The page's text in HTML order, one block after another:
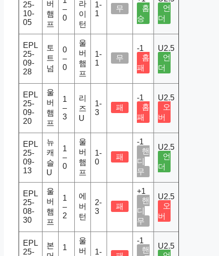
25-
10-
05
버
햄
프
–
0
라
이
턴
1-
1
무
홈
승
언
더
EPL
25-
09-
28
토
트
넘
0
–
0
울
버
햄
프
1-
1
무
-1
홈
패
U2.5
언
더
EPL
25-
09-
20
울
버
햄
프
1
–
3
리
즈
U
1-
3
패
-1
홈
패
U2.5
오
버
EPL
25-
09-
13
뉴
캐
슬
U
1
–
0
울
버
햄
프
1-
0
패
-1
핸
디
무
U2.5
언
더
EPL
25-
08-
30
울
버
햄
프
1
–
2
에
버
턴
2-
3
패
+1
핸
디
무
U2.5
오
버
EPL
25-
본
1
울
버
1-
-1
핸
U2.5